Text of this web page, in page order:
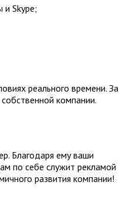
и Skype;
реального времени. За
компании.
Благодаря ему ваши
по себе служит рекламой
развития компании!